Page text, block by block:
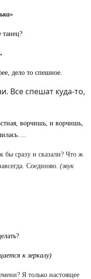
танец?
дело то спешное.
Все спешат куда-то,
ворчишь, и ворчишь,
сразу и сказали? Что ж
Соединяю. (звук
к зеркалу)
Я только настоящее